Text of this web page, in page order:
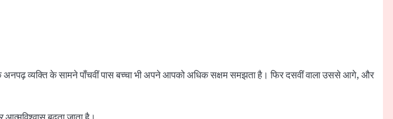
अनपढ़ व्यक्ति के सामने पाँचवीं पास बच्चा भी अपने आपको अधिक सक्षम समझता है। फिर दसवीं वाला उससे आगे, और